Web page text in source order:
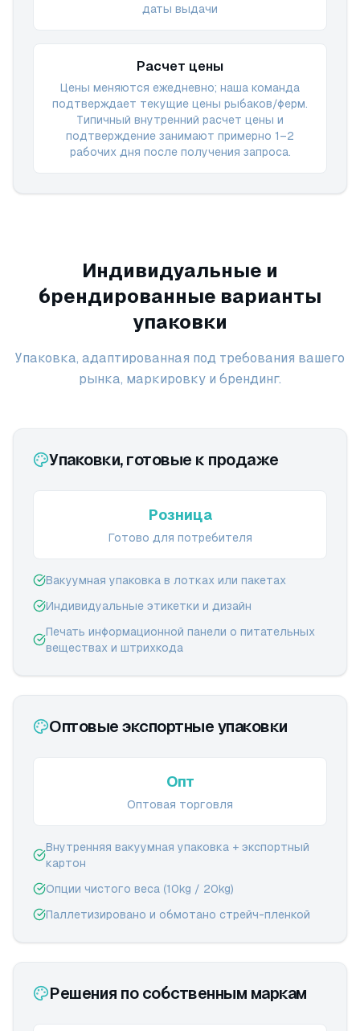
даты выдачи
Расчет цены
Цены меняются ежедневно; наша команда
подтверждает текущие цены рыбаков/ферм.
Типичный внутренний расчет цены и
подтверждение занимают примерно 1–2
рабочих дня после получения запроса.
Индивидуальные и
брендированные варианты
упаковки
Упаковка, адаптированная под требования вашего
рынка, маркировку и брендинг.
Упаковки, готовые к продаже
Розница
Готово для потребителя
Вакуумная упаковка в лотках или пакетах
Индивидуальные этикетки и дизайн
Печать информационной панели о питательных
веществах и штрихкода
Оптовые экспортные упаковки
Опт
Оптовая торговля
Внутренняя вакуумная упаковка + экспортный
картон
Опции чистого веса (10kg / 20kg)
Паллетизировано и обмотано стрейч-пленкой
Решения по собственным маркам